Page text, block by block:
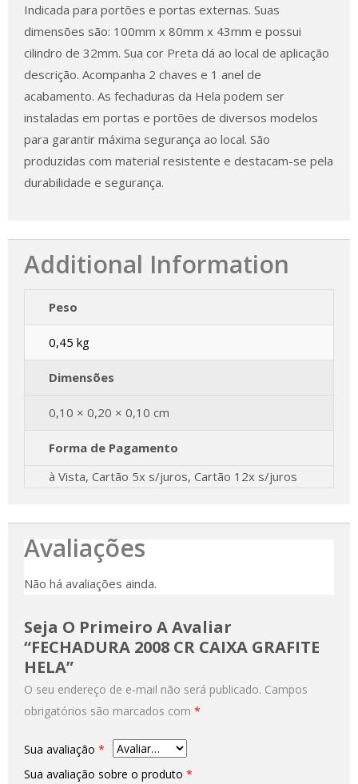
Indicada para portões e portas externas. Suas
dimensões são: 100mm x 80mm x 43mm e possui
cilindro de 32mm. Sua cor Preta dá ao local de aplicação
descrição. Acompanha 2 chaves e 1 anel de
acabamento. As fechaduras da Hela podem ser
instaladas em portas e portões de diversos modelos
para garantir máxima segurança ao local. São
produzidas com material resistente e destacam-se pela
durabilidade e segurança.
Additional Information
Peso
0,45 kg
Dimensões
0,10 × 0,20 × 0,10 cm
Forma de Pagamento
à Vista, Cartão 5x s/juros, Cartão 12x s/juros
Avaliações
Não há avaliações ainda.
Seja O Primeiro A Avaliar
“FECHADURA 2008 CR CAIXA GRAFITE
HELA”
O seu endereço de e-mail não será publicado. Campos
obrigatórios são marcados com *
Sua avaliação *
Sua avaliação sobre o produto *